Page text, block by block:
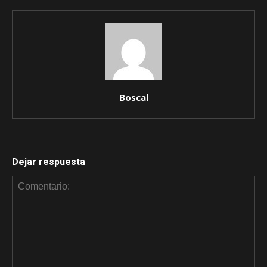
Boscal
Dejar respuesta